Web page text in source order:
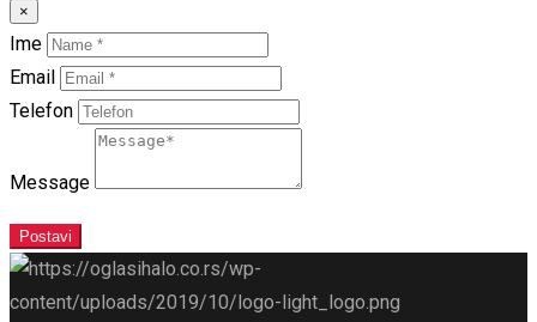
×
Ime
Email
Telefon
Message
Postavi